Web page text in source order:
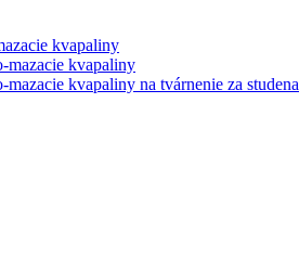
kvapaliny
mazacie kvapaliny
kvapaliny na tvárnenie za studena